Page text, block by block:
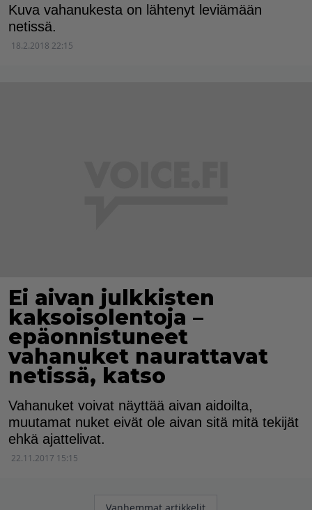
Kuva vahanukesta on lähtenyt leviämään
netissä.
18.2.2018 22:15
Ei aivan julkkisten
kaksoisolentoja –
epäonnistuneet
vahanuket naurattavat
netissä, katso
Vahanuket voivat näyttää aivan aidoilta,
muutamat nuket eivät ole aivan sitä mitä tekijät
ehkä ajattelivat.
22.11.2017 15:15
Artikkelien